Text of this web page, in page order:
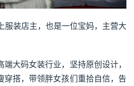
服装店主，也是一位宝妈，主营大
大码女装行业，坚持原创设计，
穿搭，带领胖女孩们重拾自信，告